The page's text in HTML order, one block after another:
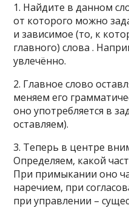
1. Найдите в данном
от которого можно
и зависимое (то, к
главного) слова .
увлечённо.
2. Главное слово
меняем его
оно употребляется в
оставляем).
3. Теперь в центре
Определяем, какой
При примыкании оно
наречием, при
при управлении –